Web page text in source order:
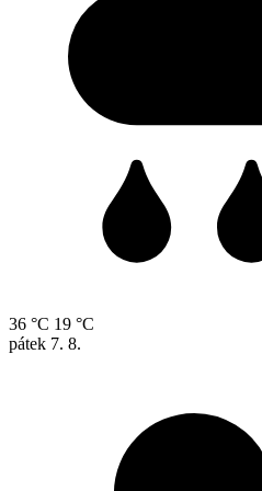
36 °C 19 °C
pátek 7. 8.